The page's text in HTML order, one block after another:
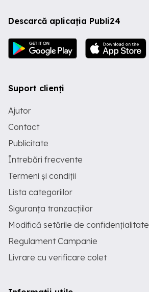
Descarcă aplicația Publi24
Suport clienți
Ajutor
Contact
Publicitate
Întrebări frecvente
Termeni și condiții
Lista categoriilor
Siguranța tranzacțiilor
Modifică setările de confidențialitate
Regulament Campanie
Livrare cu verificare colet